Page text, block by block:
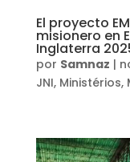
El proyecto
misionero en
Inglaterra
por Samnaz |
JNI, Ministérios,